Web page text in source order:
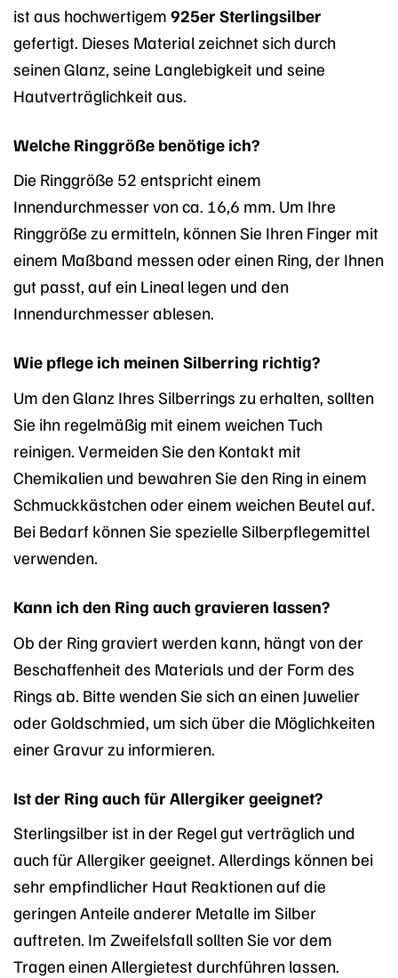
ist aus hochwertigem 925er Sterlingsilber
gefertigt. Dieses Material zeichnet sich durch
seinen Glanz, seine Langlebigkeit und seine
Hautverträglichkeit aus.
Welche Ringgröße benötige ich?
Die Ringgröße 52 entspricht einem
Innendurchmesser von ca. 16,6 mm. Um Ihre
Ringgröße zu ermitteln, können Sie Ihren Finger mit
einem Maßband messen oder einen Ring, der Ihnen
gut passt, auf ein Lineal legen und den
Innendurchmesser ablesen.
Wie pflege ich meinen Silberring richtig?
Um den Glanz Ihres Silberrings zu erhalten, sollten
Sie ihn regelmäßig mit einem weichen Tuch
reinigen. Vermeiden Sie den Kontakt mit
Chemikalien und bewahren Sie den Ring in einem
Schmuckkästchen oder einem weichen Beutel auf.
Bei Bedarf können Sie spezielle Silberpflegemittel
verwenden.
Kann ich den Ring auch gravieren lassen?
Ob der Ring graviert werden kann, hängt von der
Beschaffenheit des Materials und der Form des
Rings ab. Bitte wenden Sie sich an einen Juwelier
oder Goldschmied, um sich über die Möglichkeiten
einer Gravur zu informieren.
Ist der Ring auch für Allergiker geeignet?
Sterlingsilber ist in der Regel gut verträglich und
auch für Allergiker geeignet. Allerdings können bei
sehr empfindlicher Haut Reaktionen auf die
geringen Anteile anderer Metalle im Silber
auftreten. Im Zweifelsfall sollten Sie vor dem
Tragen einen Allergietest durchführen lassen.